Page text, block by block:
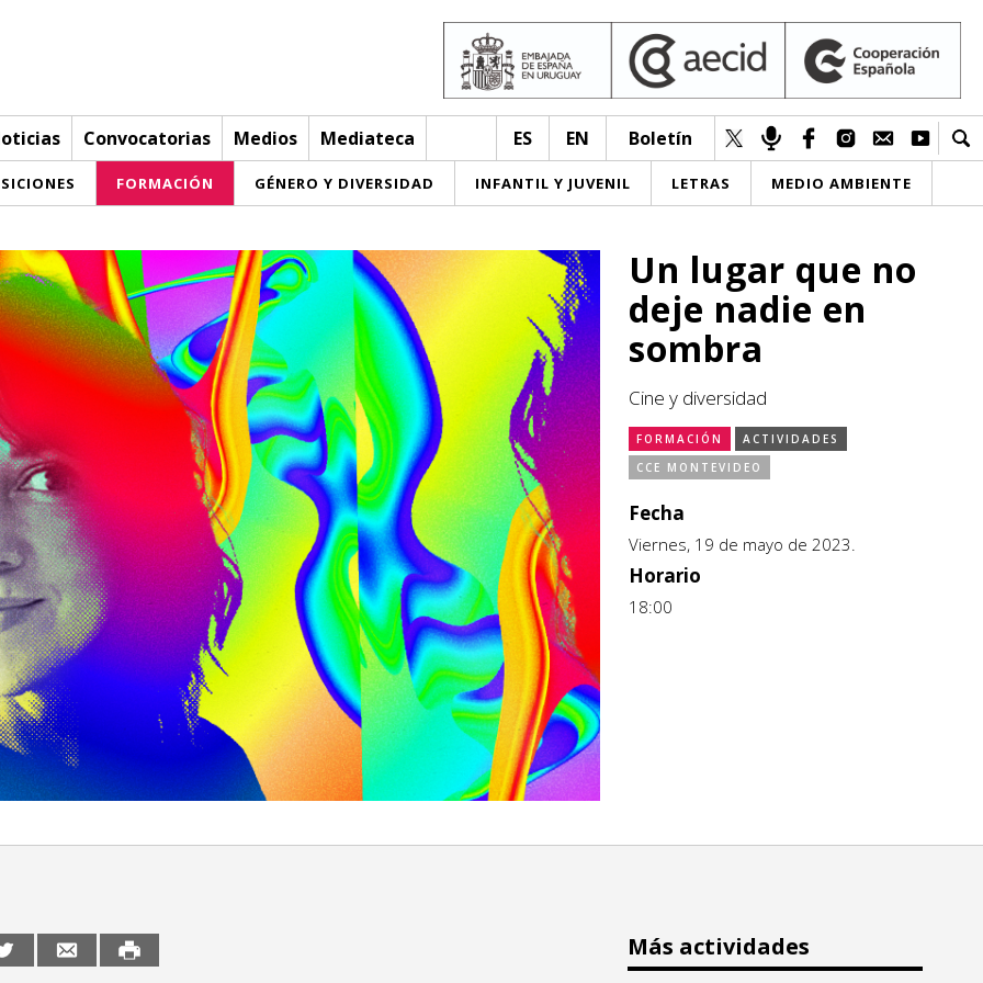
Convocatorias Medios Mediateca ES EN Boletín
FORMACIÓN GÉNERO Y DIVERSIDAD INFANTIL Y JUVENIL LETRAS MEDIO AMBIENTE
Un lugar que no
deje nadie en
sombra
Cine y diversidad
FORMACIÓN
ACTIVIDADES
CCE MONTEVIDEO
Fecha
Viernes, 19 de mayo de 2023.
Horario
18:00
Más actividades